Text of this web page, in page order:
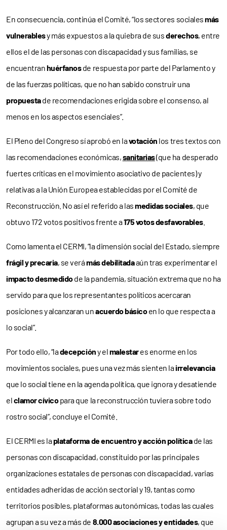
En consecuencia, continúa el Comité, “los sectores socialesmás
vulnerablesy más expuestos a la quiebra de susderechos, entre
ellos el de las personas con discapacidad y sus familias, se
encuentranhuérfanosde respuesta por parte del Parlamento y
de las fuerzas políticas, que no han sabido construir una
propuestade recomendaciones erigida sobre el consenso, al
menos en los aspectos esenciales”.
El Pleno del Congreso sí aprobó en lavotación los tres textos con
las recomendaciones económicas,sanitarias(que ha desperado
fuertes críticas en el movimiento asociativo de pacientes) y
relativas a la Unión Europea establecidas por el Comité de
Reconstrucción. No así el referido a lasmedidas sociales, que
obtuvo 172 votos positivos frente a175 votos desfavorables.
Como lamenta el CERMI, “la dimensión social del Estado, siempre
frágil y precaria, se verámás debilitadaaún tras experimentar el
impacto desmedidode la pandemia, situación extrema que no ha
servido para que los representantes políticos acercaran
posiciones y alcanzaran unacuerdo básicoen lo que respecta a
lo social”.
Por todo ello, “ladecepcióny elmalestares enorme en los
movimientos sociales, pues una vez más sienten lairrelevancia
que lo social tiene en la agenda política, que ignora y desatiende
elclamor cívicopara que la reconstrucción tuviera sobre todo
rostro social”, concluye el Comité.
El CERMI es laplataforma de encuentro y acción políticade las
personas con discapacidad, constituido por las principales
organizaciones estatales de personas con discapacidad, varias
entidades adheridas de acción sectorial y 19, tantas como
territorios posibles, plataformas autonómicas, todas las cuales
agrupan a su vez a más de 8.000 asociaciones y entidades, que